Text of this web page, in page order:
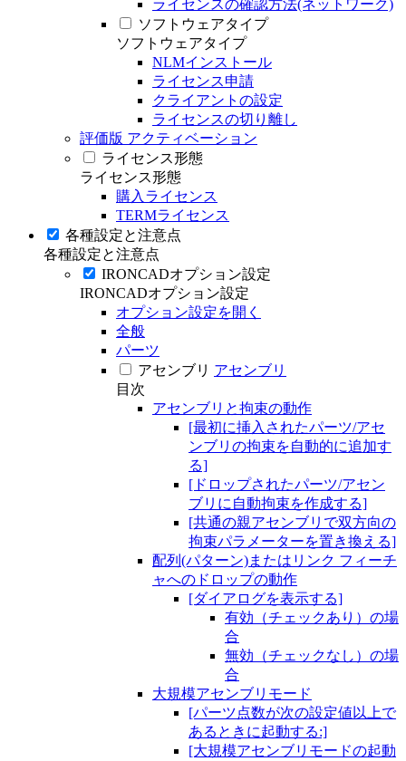
ライセンスの確認方法(ネットワーク)
ソフトウェアタイプ
ソフトウェアタイプ
NLMインストール
ライセンス申請
クライアントの設定
ライセンスの切り離し
評価版 アクティベーション
ライセンス形態
ライセンス形態
購入ライセンス
TERMライセンス
各種設定と注意点
各種設定と注意点
IRONCADオプション設定
IRONCADオプション設定
オプション設定を開く
全般
パーツ
アセンブリ アセンブリ
目次
アセンブリと拘束の動作
[最初に挿入されたパーツ/アセ
ンブリの拘束を自動的に追加す
る]
[ドロップされたパーツ/アセン
ブリに自動拘束を作成する]
[共通の親アセンブリで双方向の
拘束パラメーターを置き換える]
配列(パターン)またはリンク フィーチ
ャへのドロップの動作
[ダイアログを表示する]
有効（チェックあり）の場
合
無効（チェックなし）の場
合
大規模アセンブリモード
[パーツ点数が次の設定値以上で
あるときに起動する:]
[大規模アセンブリモードの起動